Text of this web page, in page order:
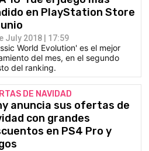
en PlayStation Store
July 2018 | 17:59
World Evolution' es el mejor
del mes, en el segundo
del ranking.
DE NAVIDAD
anuncia sus ofertas de
con grandes
en PS4 Pro y